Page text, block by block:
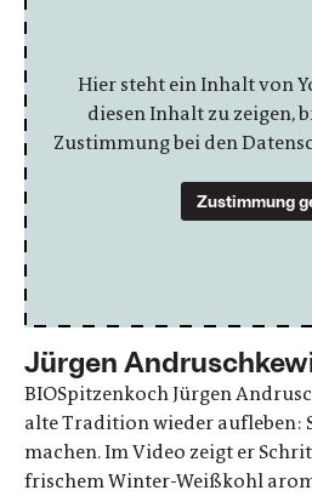
Hier steht ein Inhalt von
diesen Inhalt zu zeigen,
Zustimmung bei den
Zustimmung
Jürgen
BIOSpitzenkoch Jürgen
alte Tradition wieder aufleben:
machen. Im Video zeigt er
frischem Winter-Weißkohl